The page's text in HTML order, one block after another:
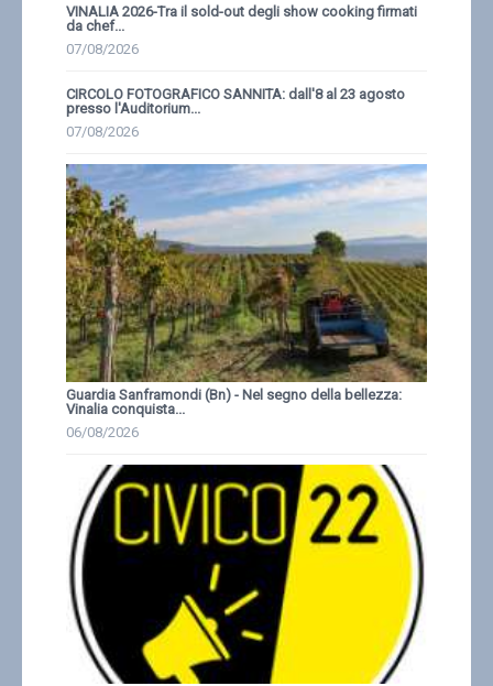
VINALIA 2026-Tra il sold-out degli show cooking firmati
da chef...
07/08/2026
CIRCOLO FOTOGRAFICO SANNITA: dall'8 al 23 agosto
presso l'Auditorium...
07/08/2026
Guardia Sanframondi (Bn) - Nel segno della bellezza:
Vinalia conquista...
06/08/2026